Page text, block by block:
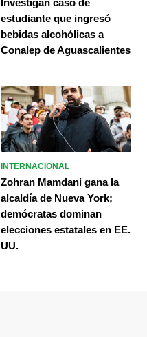
Investigan caso de
estudiante que ingresó
bebidas alcohólicas a
Conalep de Aguascalientes
INTERNACIONAL
Zohran Mamdani gana la
alcaldía de Nueva York;
demócratas dominan
elecciones estatales en EE.
UU.